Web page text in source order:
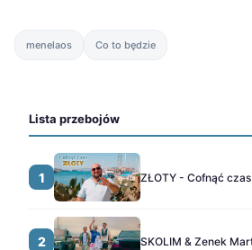
menelaos Co to będzie
Lista przebojów
1 ZŁOTY - Cofnąć czas
2 SKOLIM & Zenek